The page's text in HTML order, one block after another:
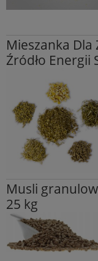
Mieszanka
Źródło Energii
Musli
25 kg